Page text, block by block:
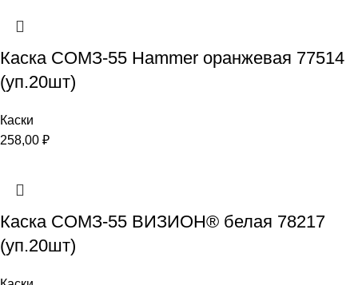
Каска СОМЗ-55 Hammer оранжевая 77514
(уп.20шт)
Каски
258,00 ₽
Каска СОМЗ-55 ВИЗИОН® белая 78217
(уп.20шт)